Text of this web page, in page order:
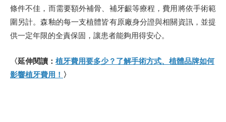
條件不佳，而需要額外補骨、補牙齦等療程，費用將依手術範
圍另計。森釉的每一支植體皆有原廠身分證與相關資訊，並提
供一定年限的全責保固，讓患者能夠用得安心。
〈延伸閱讀： 植牙費用要多少？了解手術方式、植體品牌如何
影響植牙費用！ 〉